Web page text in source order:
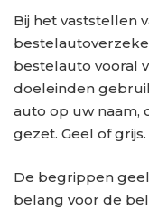
Bij het vaststellen
bestelauto vooral
doeleinden
auto op uw naam,
gezet. Geel of grijs.
De begrippen
belang voor de